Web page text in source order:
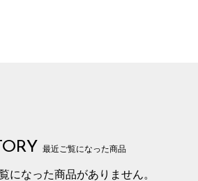
最近ご覧になった商品
になった商品がありません。